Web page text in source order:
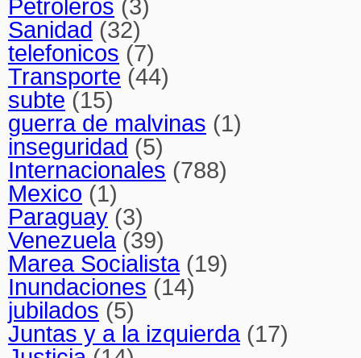
Petroleros (3)
Sanidad (32)
telefonicos (7)
Transporte (44)
subte (15)
guerra de malvinas (1)
inseguridad (5)
Internacionales (788)
Mexico (1)
Paraguay (3)
Venezuela(39)
Marea Socialista(19)
Inundaciones (14)
jubilados (5)
Juntas y a la izquierda(17)